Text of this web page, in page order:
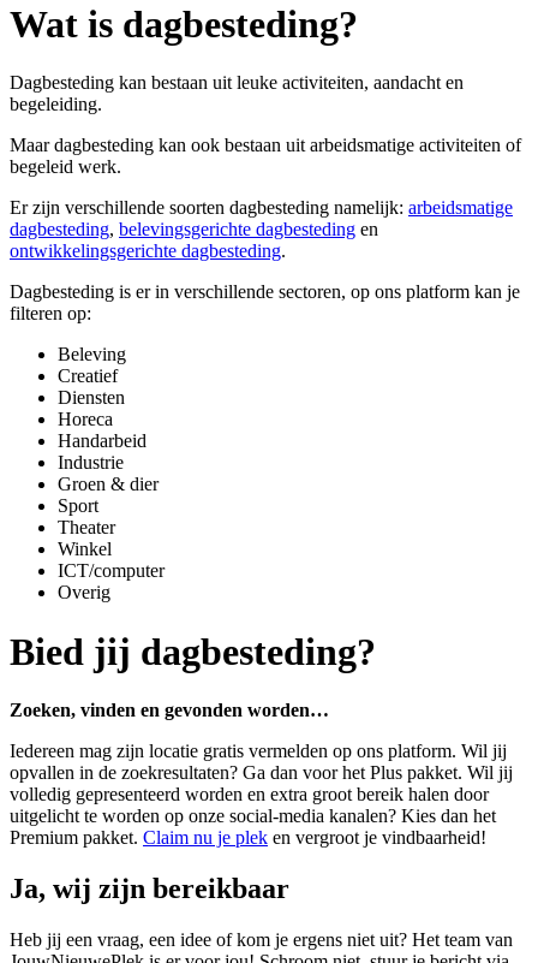
Wat is dagbesteding?
Dagbesteding kan bestaan uit leuke activiteiten, aandacht en
begeleiding.
Maar dagbesteding kan ook bestaan uit arbeidsmatige activiteiten of
begeleid werk.
Er zijn verschillende soorten dagbesteding namelijk: arbeidsmatige
dagbesteding, belevingsgerichte dagbesteding en
ontwikkelingsgerichte dagbesteding.
Dagbesteding is er in verschillende sectoren, op ons platform kan je
filteren op:
Beleving
Creatief
Diensten
Horeca
Handarbeid
Industrie
Groen & dier
Sport
Theater
Winkel
ICT/computer
Overig
Bied jij dagbesteding?
Zoeken, vinden en gevonden worden…
Iedereen mag zijn locatie gratis vermelden op ons platform. Wil jij
opvallen in de zoekresultaten? Ga dan voor het Plus pakket. Wil jij
volledig gepresenteerd worden en extra groot bereik halen door
uitgelicht te worden op onze social-media kanalen? Kies dan het
Premium pakket. Claim nu je plek en vergroot je vindbaarheid!
Ja, wij zijn bereikbaar
Heb jij een vraag, een idee of kom je ergens niet uit? Het team van